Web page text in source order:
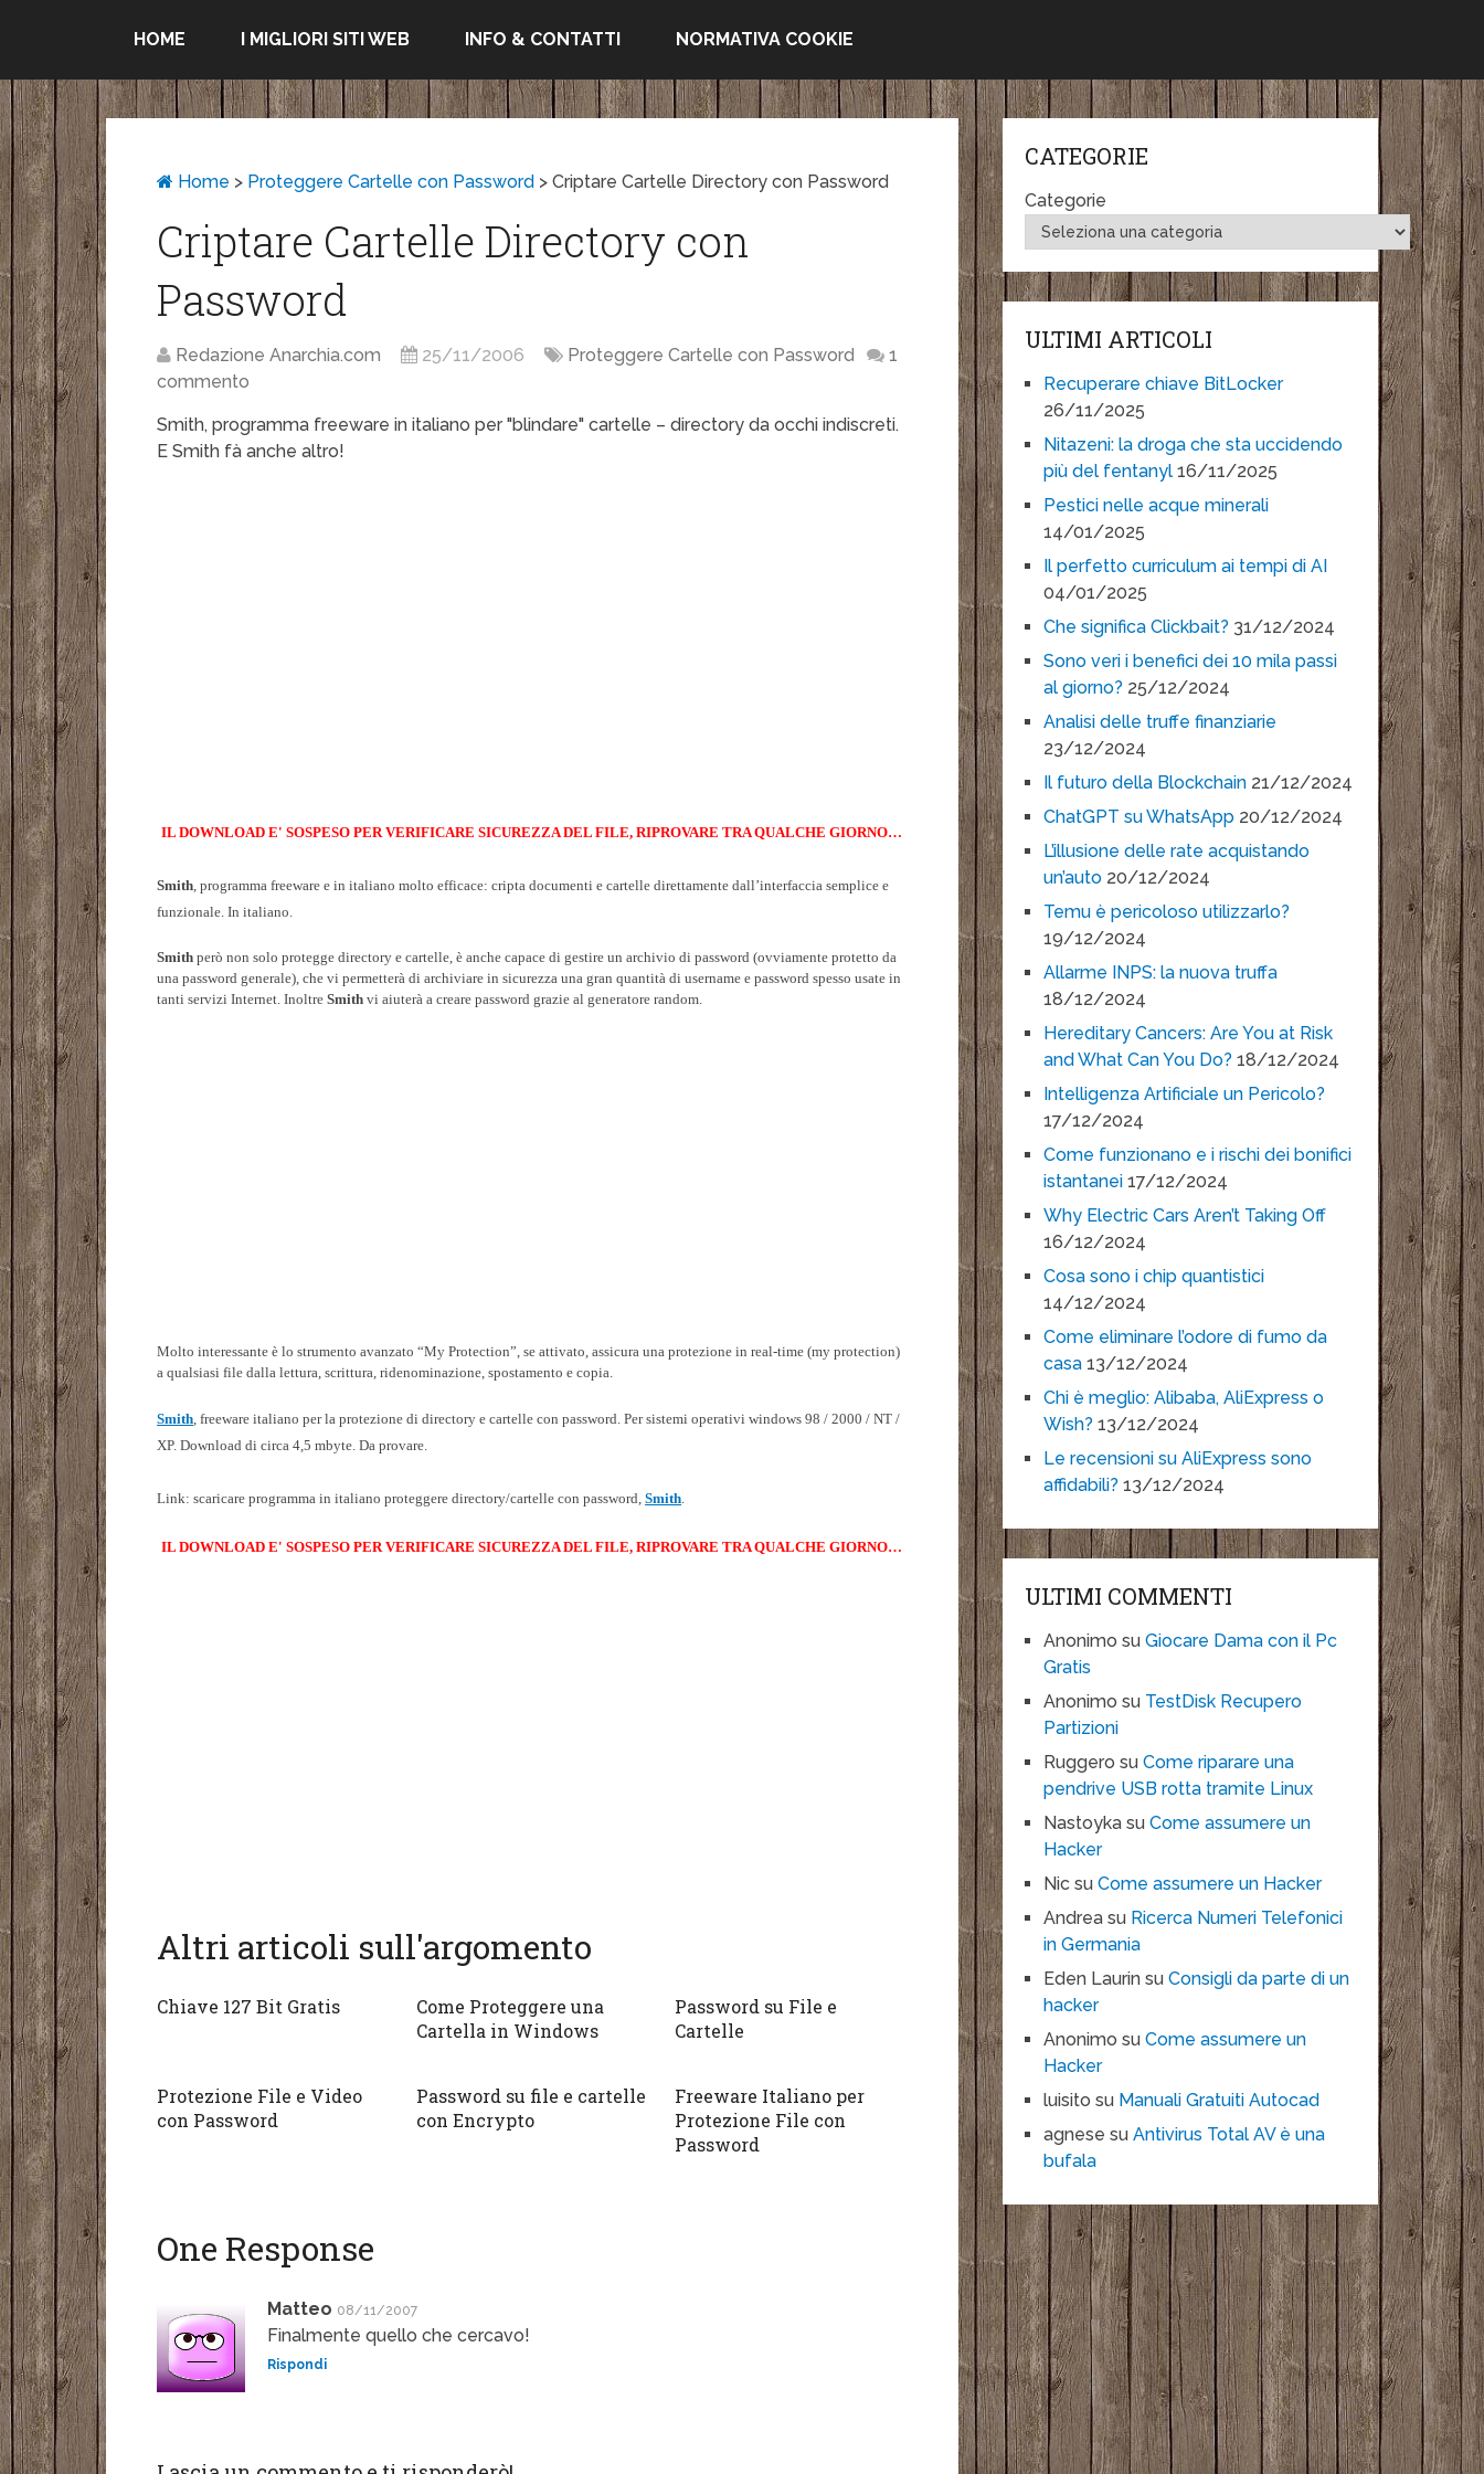
HOME I MIGLIORI SITI WEB INFO & CONTATTI NORMATIVA COOKIE
Home > Proteggere Cartelle con Password >Criptare Cartelle Directory con Password
Criptare Cartelle Directory con
Password
Redazione Anarchia.com 25/11/2006 Proteggere Cartelle con Password
1
commento
Smith, programma freeware in italiano per "blindare" cartelle – directory da occhi indiscreti.
E Smith fà anche altro!
IL DOWNLOAD E' SOSPESO PER VERIFICARE SICUREZZA DEL FILE, RIPROVARE TRA QUALCHE GIORNO…
Smith, programma freeware e in italiano molto efficace: cripta documenti e cartelle direttamente dall’interfaccia semplice e
funzionale. In italiano.
Smith però non solo protegge directory e cartelle, è anche capace di gestire un archivio di password (ovviamente protetto da
una password generale), che vi permetterà di archiviare in sicurezza una gran quantità di username e password spesso usate in
tanti servizi Internet. InoltreSmith vi aiuterà a creare password grazie al generatore random.
Molto interessante è lo strumento avanzato “My Protection”, se attivato, assicura una protezione in real-time (my protection)
a qualsiasi file dalla lettura, scrittura, ridenominazione, spostamento e copia.
Smith, freeware italiano per la protezione di directory e cartelle con password. Per sistemi operativi windows 98 / 2000 / NT /
XP. Download di circa 4,5 mbyte. Da provare.
Link: scaricare programma in italiano proteggere directory/cartelle con password,Smith.
IL DOWNLOAD E' SOSPESO PER VERIFICARE SICUREZZA DEL FILE, RIPROVARE TRA QUALCHE GIORNO…
Altri articoli sull'argomento
Chiave 127 Bit Gratis
Come Proteggere una
Cartella in Windows
Password su File e
Cartelle
Protezione File e Video
con Password
Password su file e cartelle
con Encrypto
Freeware Italiano per
Protezione File con
Password
One Response
Matteo 08/11/2007
Finalmente quello che cercavo!
Rispondi
CATEGORIE
Categorie
ULTIMI ARTICOLI
Recuperare chiave BitLocker
26/11/2025
Nitazeni: la droga che sta uccidendo
più del fentanyl 16/11/2025
Pestici nelle acque minerali
14/01/2025
Il perfetto curriculum ai tempi di AI
04/01/2025
Che significa Clickbait? 31/12/2024
Sono veri i benefici dei 10 mila passi
al giorno? 25/12/2024
Analisi delle truffe finanziarie
23/12/2024
Il futuro della Blockchain 21/12/2024
ChatGPT su WhatsApp 20/12/2024
L’illusione delle rate acquistando
un’auto 20/12/2024
Temu è pericoloso utilizzarlo?
19/12/2024
Allarme INPS: la nuova truffa
18/12/2024
Hereditary Cancers: Are You at Risk
and What Can You Do? 18/12/2024
Intelligenza Artificiale un Pericolo?
17/12/2024
Come funzionano e i rischi dei bonifici
istantanei 17/12/2024
Why Electric Cars Aren’t Taking Off
16/12/2024
Cosa sono i chip quantistici
14/12/2024
Come eliminare l’odore di fumo da
casa 13/12/2024
Chi è meglio: Alibaba, AliExpress o
Wish? 13/12/2024
Le recensioni su AliExpress sono
affidabili? 13/12/2024
ULTIMI COMMENTI
Anonimo suGiocare Dama con il Pc
Gratis
Anonimo su TestDisk Recupero
Partizioni
Ruggero suCome riparare una
pendrive USB rotta tramite Linux
Nastoyka suCome assumere un
Hacker
Nic suCome assumere un Hacker
Andrea su Ricerca Numeri Telefonici
in Germania
Eden Laurin suConsigli da parte di un
hacker
Anonimo suCome assumere un
Hacker
luisito su Manuali Gratuiti Autocad
agnese suAntivirus Total AV è una
bufala